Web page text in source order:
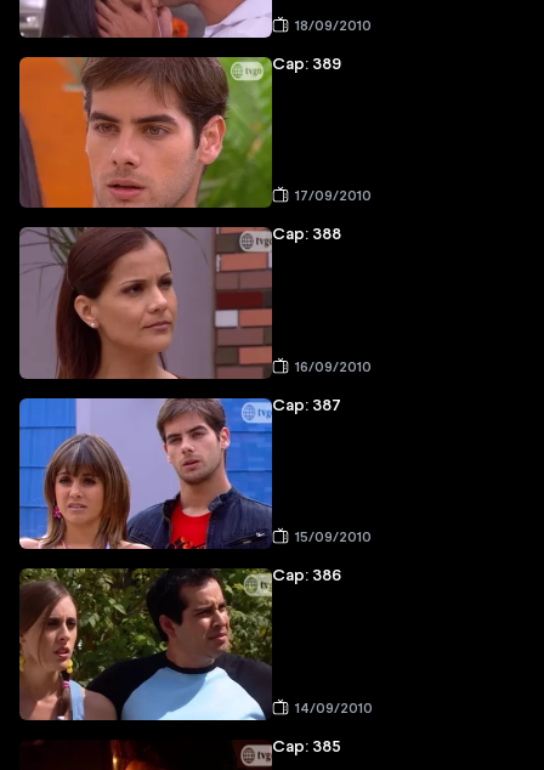
18/09/2010
Cap: 389
17/09/2010
Cap: 388
16/09/2010
Cap: 387
15/09/2010
Cap: 386
14/09/2010
Cap: 385